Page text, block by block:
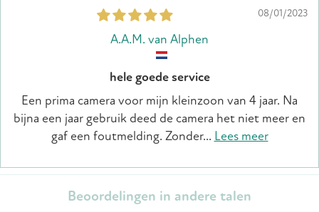
08/01/2023
A.A.M. van Alphen
hele goede service
Een prima camera voor mijn kleinzoon van 4 jaar. Na
bijna een jaar gebruik deed de camera het niet meer en
gaf een foutmelding. Zonder... Lees meer
Beoordelingen in andere talen